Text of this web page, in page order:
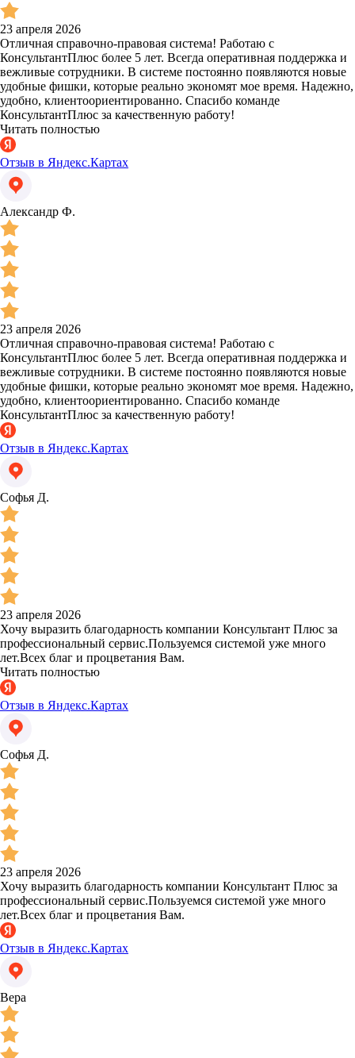
23 апреля 2026
Отличная справочно-правовая система! Работаю с
КонсультантПлюс более 5 лет. Всегда оперативная поддержка и
вежливые сотрудники. В системе постоянно появляются новые
удобные фишки, которые реально экономят мое время. Надежно,
удобно, клиентоориентированно. Спасибо команде
КонсультантПлюс за качественную работу!
Читать полностью
Отзыв в Яндекс.Картах
Александр Ф.
23 апреля 2026
Отличная справочно-правовая система! Работаю с
КонсультантПлюс более 5 лет. Всегда оперативная поддержка и
вежливые сотрудники. В системе постоянно появляются новые
удобные фишки, которые реально экономят мое время. Надежно,
удобно, клиентоориентированно. Спасибо команде
КонсультантПлюс за качественную работу!
Отзыв в Яндекс.Картах
Софья Д.
23 апреля 2026
Хочу выразить благодарность компании Консультант Плюс за
профессиональный сервис.Пользуемся системой уже много
лет.Всех благ и процветания Вам.
Читать полностью
Отзыв в Яндекс.Картах
Софья Д.
23 апреля 2026
Хочу выразить благодарность компании Консультант Плюс за
профессиональный сервис.Пользуемся системой уже много
лет.Всех благ и процветания Вам.
Отзыв в Яндекс.Картах
Вера